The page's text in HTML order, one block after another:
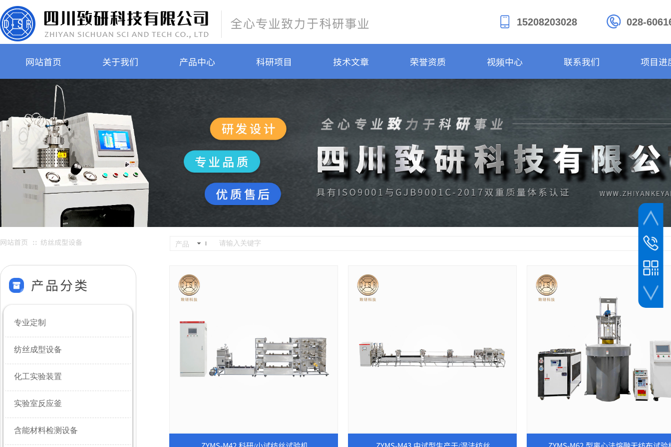
028-
15208203028
网站首页 关于我们 产品中心 科研项目 技术文章 荣誉资质 视频中心 联系我们 项目进
网站首页 ∷ 纺丝成型设备 产品
产品分类
专业定制
纺丝成型设备
化工实验装置
实验室反应釜
含能材料检测设备
庞经理